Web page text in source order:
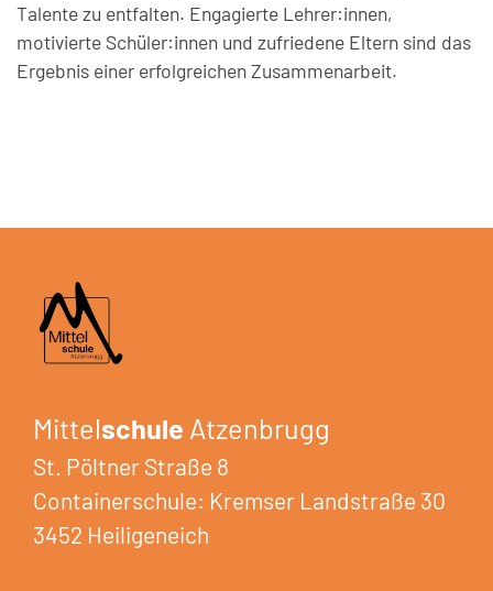
Talente zu entfalten. Engagierte Lehrer:innen,
motivierte Schüler:innen und zufriedene Eltern sind das
Ergebnis einer erfolgreichen Zusammenarbeit.
Mittelschule Atzenbrugg
St. Pöltner Straße 8
Containerschule: Kremser Landstraße 30
3452 Heiligeneich